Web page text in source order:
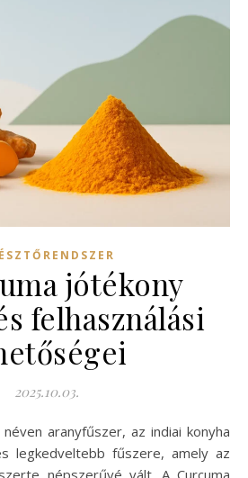
jótékony
felhasználási
2025.10.03.
legkedveltebb fűszere, amely az
népszerűvé vált. A Curcuma